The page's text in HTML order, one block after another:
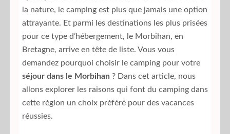
la nature, le camping est plus que jamais une option
attrayante. Et parmi les destinations les plus prisées
pour ce type d’hébergement, le Morbihan, en
Bretagne, arrive en tête de liste. Vous vous
demandez pourquoi choisir le camping pour votre
séjour dans le Morbihan ? Dans cet article, nous
allons explorer les raisons qui font du camping dans
cette région un choix préféré pour des vacances
réussies.